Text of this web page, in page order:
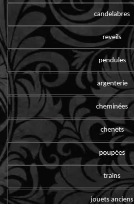
candelabres
reveils
pendules
argenterie
cheminées
chenets
poupées
trains
jouets anciens